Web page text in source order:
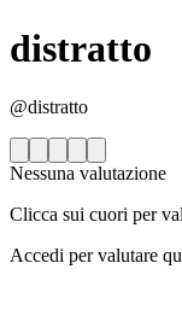
distratto
@distratto
Nessuna valutazione
Clicca sui cuori per
Accedi per valutare